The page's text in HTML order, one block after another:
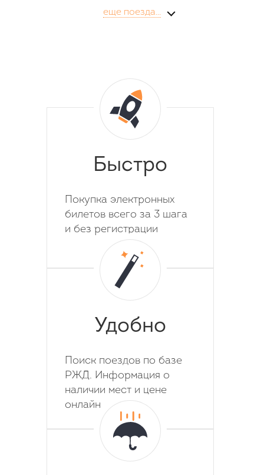
еще поезда...
Быстро
Покупка электронных
билетов всего за 3 шага
и без регистрации
Удобно
Поиск поездов по базе
РЖД. Информация о
наличии мест и цене
онлайн